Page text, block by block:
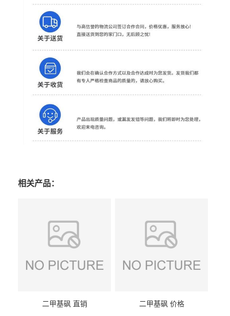
相关产品：
二甲基砜 直销 二甲基砜 价格